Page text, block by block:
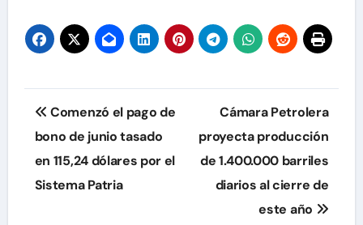
Navegación
de
entradas
Comenzó el pago de
bono de junio tasado
en 115,24 dólares por el
Sistema Patria
Cámara Petrolera
proyecta producción
de 1.400.000 barriles
diarios al cierre de
este año